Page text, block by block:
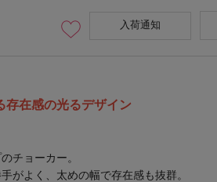
入荷通知
存在感の光るデザイン
チョーカー。
がよく、太めの幅で存在感も抜群。